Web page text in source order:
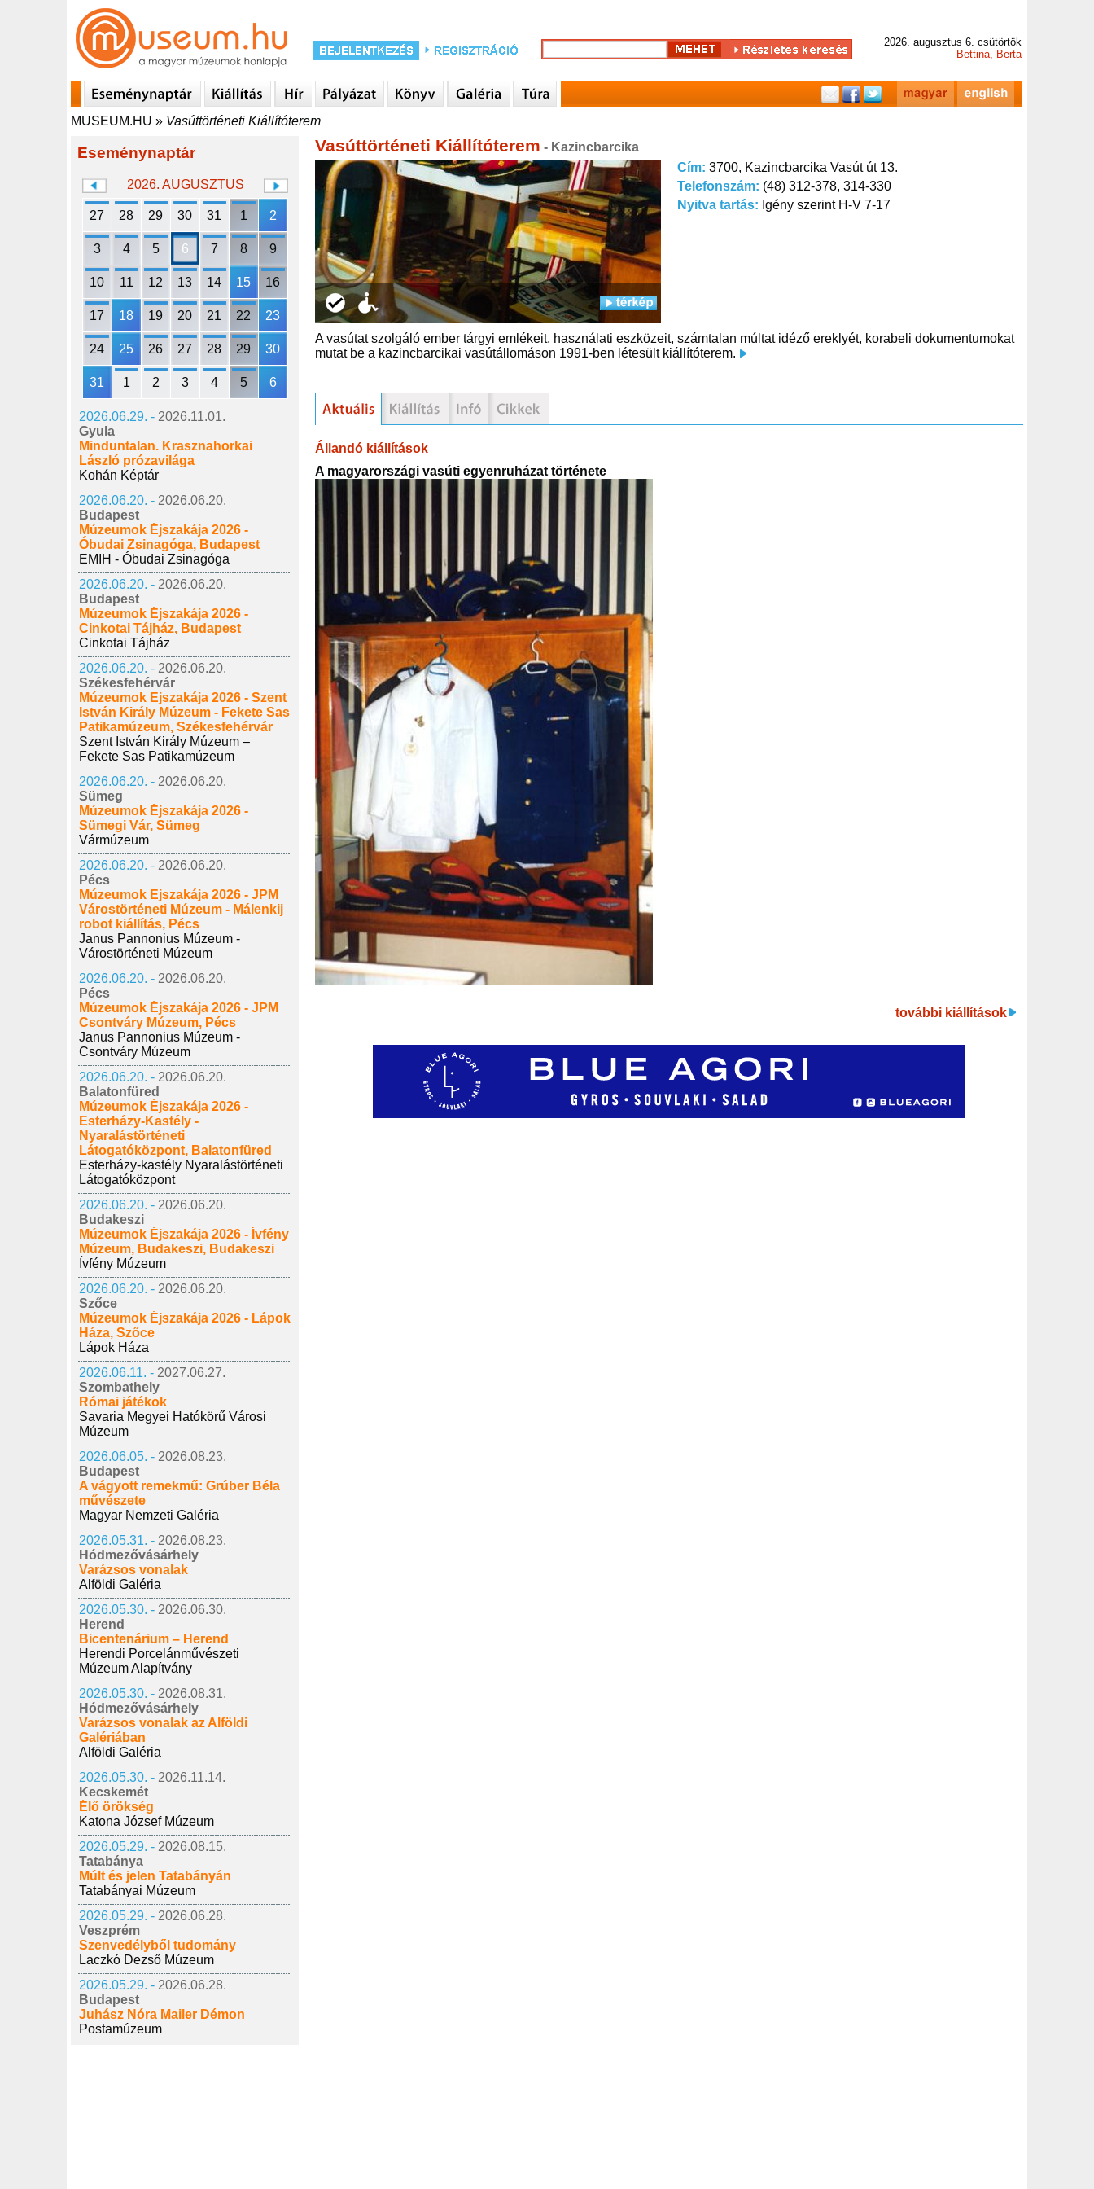
2026. augusztus 6. csütörtök
Bettina, Berta
MUSEUM.HU » Vasúttörténeti Kiállítóterem
Eseménynaptár
2026. AUGUSZTUS
27 28 29 30 31 1 2
3 4 5 6 7 8 9
10 11 12 13 14 15 16
17 18 19 20 21 22 23
24 25 26 27 28 29 30
31 1 2 3 4 5 6
2026.06.29. - 2026.11.01.
Gyula
Minduntalan. Krasznahorkai
László prózavilága
Kohán Képtár
2026.06.20. - 2026.06.20.
Budapest
Múzeumok Éjszakája 2026 -
Óbudai Zsinagóga, Budapest
EMIH - Óbudai Zsinagóga
2026.06.20. - 2026.06.20.
Budapest
Múzeumok Éjszakája 2026 -
Cinkotai Tájház, Budapest
Cinkotai Tájház
2026.06.20. - 2026.06.20.
Székesfehérvár
Múzeumok Éjszakája 2026 - Szent
István Király Múzeum - Fekete Sas
Patikamúzeum, Székesfehérvár
Szent István Király Múzeum –
Fekete Sas Patikamúzeum
2026.06.20. - 2026.06.20.
Sümeg
Múzeumok Éjszakája 2026 -
Sümegi Vár, Sümeg
Vármúzeum
2026.06.20. - 2026.06.20.
Pécs
Múzeumok Éjszakája 2026 - JPM
Várostörténeti Múzeum - Málenkij
robot kiállítás, Pécs
Janus Pannonius Múzeum -
Várostörténeti Múzeum
2026.06.20. - 2026.06.20.
Pécs
Múzeumok Éjszakája 2026 - JPM
Csontváry Múzeum, Pécs
Janus Pannonius Múzeum -
Csontváry Múzeum
2026.06.20. - 2026.06.20.
Balatonfüred
Múzeumok Éjszakája 2026 -
Esterházy-Kastély -
Nyaralástörténeti
Látogatóközpont, Balatonfüred
Esterházy-kastély Nyaralástörténeti
Látogatóközpont
2026.06.20. - 2026.06.20.
Budakeszi
Múzeumok Éjszakája 2026 - Ívfény
Múzeum, Budakeszi, Budakeszi
Ívfény Múzeum
2026.06.20. - 2026.06.20.
Szőce
Múzeumok Éjszakája 2026 - Lápok
Háza, Szőce
Lápok Háza
2026.06.11. - 2027.06.27.
Szombathely
Római játékok
Savaria Megyei Hatókörű Városi
Múzeum
2026.06.05. - 2026.08.23.
Budapest
A vágyott remekmű: Grúber Béla
művészete
Magyar Nemzeti Galéria
2026.05.31. - 2026.08.23.
Hódmezővásárhely
Varázsos vonalak
Alföldi Galéria
2026.05.30. - 2026.06.30.
Herend
Bicentenárium – Herend
Herendi Porcelánművészeti
Múzeum Alapítvány
2026.05.30. - 2026.08.31.
Hódmezővásárhely
Varázsos vonalak az Alföldi
Galériában
Alföldi Galéria
2026.05.30. - 2026.11.14.
Kecskemét
Élő örökség
Katona József Múzeum
2026.05.29. - 2026.08.15.
Tatabánya
Múlt és jelen Tatabányán
Tatabányai Múzeum
2026.05.29. - 2026.06.28.
Veszprém
Szenvedélyből tudomány
Laczkó Dezső Múzeum
2026.05.29. - 2026.06.28.
Budapest
Juhász Nóra Mailer Démon
Postamúzeum
Vasúttörténeti Kiállítóterem - Kazincbarcika
Cím: 3700, Kazincbarcika Vasút út 13.
Telefonszám: (48) 312-378, 314-330
Nyitva tartás: Igény szerint H-V 7-17
A vasútat szolgáló ember tárgyi emlékeit, használati eszközeit, számtalan múltat idéző ereklyét, korabeli dokumentumokat
mutat be a kazincbarcikai vasútállomáson 1991-ben létesült kiállítóterem.
Állandó kiállítások
A magyarországi vasúti egyenruházat története
további kiállítások